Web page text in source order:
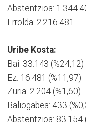
Abstentzioa:
Errolda: 2.216.481
Uribe Kosta:
Bai: 33.143 (%24,12)
Ez: 16.481 (%11,97)
Zuria: 2.204 (%1,60)
Baliogabea: 433
Abstentzioa: 83.154